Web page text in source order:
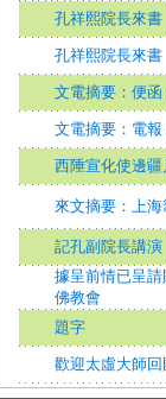
孔祥熙院長來書
孔祥熙院長來書
文電摘要：便
文電摘要：電
西陲宣化使邊疆
來文摘要：上
記孔副院長講演
據呈前情已呈
佛教會
題字
歡迎太虛大師回